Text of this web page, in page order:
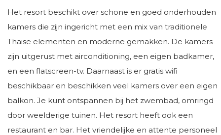
Het resort beschikt over schone en goed onderhouden
kamers die zijn ingericht met een mix van traditionele
Thaise elementen en moderne gemakken. De kamers
zijn uitgerust met airconditioning, een eigen badkamer,
en een flatscreen-tv. Daarnaast is er gratis wifi
beschikbaar en beschikken veel kamers over een eigen
balkon. Je kunt ontspannen bij het zwembad, omringd
door weelderige tuinen. Het resort heeft ook een
restaurant en bar. Het vriendelijke en attente personeel